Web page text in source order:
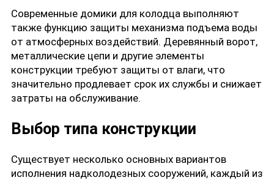
Современные домики для колодца выполняют
также функцию защиты механизма подъема воды
от атмосферных воздействий. Деревянный ворот,
металлические цепи и другие элементы
конструкции требуют защиты от влаги, что
значительно продлевает срок их службы и снижает
затраты на обслуживание.
Выбор типа конструкции
Существует несколько основных вариантов
исполнения надколодезных сооружений, каждый из